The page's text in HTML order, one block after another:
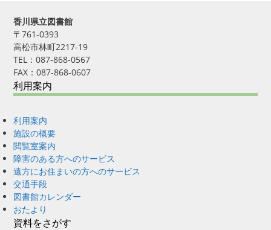
香川県立図書館
〒761-0393
高松市林町2217-19
TEL：087-868-0567
FAX：087-868-0607
利用案内
利用案内
施設の概要
閲覧室案内
障害のある方へのサービス
遠方にお住まいの方へのサービス
交通手段
図書館カレンダー
おたより
資料をさがす